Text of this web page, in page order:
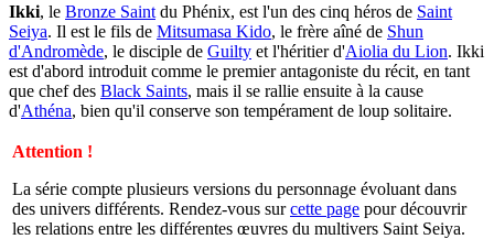
Ikki, le Bronze Saint du Phénix, est l'un des cinq héros de Saint
Seiya. Il est le fils de Mitsumasa Kido, le frère aîné de Shun
d'Andromède, le disciple de Guilty et l'héritier d'Aiolia du Lion. Ikki
est d'abord introduit comme le premier antagoniste du récit, en tant
que chef des Black Saints, mais il se rallie ensuite à la cause
d'Athéna, bien qu'il conserve son tempérament de loup solitaire.
Attention !
La série compte plusieurs versions du personnage évoluant dans
des univers différents. Rendez-vous surcette page pour découvrir
les relations entre les différentes œuvres du multivers Saint Seiya.